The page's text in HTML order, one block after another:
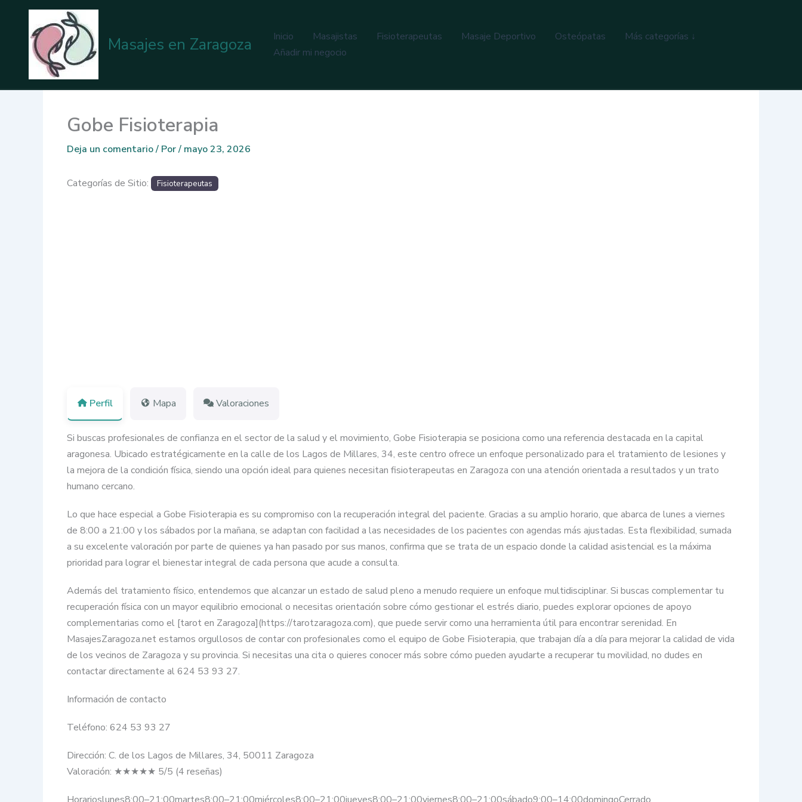
contenido
Masajes en Zaragoza Inicio Masajistas Fisioterapeutas Masaje Deportivo Osteópatas
Más categorías ↓
Añadir mi negocio
Gobe Fisioterapia
Deja un comentario/ Por/ mayo 23, 2026
Categorías de Sitio: Fisioterapeutas
Perfil Mapa Valoraciones
Si buscas profesionales de confianza en el sector de la salud y el movimiento, Gobe Fisioterapia se posiciona como una referencia destacada en la capital
aragonesa. Ubicado estratégicamente en la calle de los Lagos de Millares, 34, este centro ofrece un enfoque personalizado para el tratamiento de lesiones y
la mejora de la condición física, siendo una opción ideal para quienes necesitan fisioterapeutas en Zaragoza con una atención orientada a resultados y un trato
humano cercano.
Lo que hace especial a Gobe Fisioterapia es su compromiso con la recuperación integral del paciente. Gracias a su amplio horario, que abarca de lunes a viernes
de 8:00 a 21:00 y los sábados por la mañana, se adaptan con facilidad a las necesidades de los pacientes con agendas más ajustadas. Esta flexibilidad, sumada
a su excelente valoración por parte de quienes ya han pasado por sus manos, confirma que se trata de un espacio donde la calidad asistencial es la máxima
prioridad para lograr el bienestar integral de cada persona que acude a consulta.
Además del tratamiento físico, entendemos que alcanzar un estado de salud pleno a menudo requiere un enfoque multidisciplinar. Si buscas complementar tu
recuperación física con un mayor equilibrio emocional o necesitas orientación sobre cómo gestionar el estrés diario, puedes explorar opciones de apoyo
complementarias como el [tarot en Zaragoza](https://tarotzaragoza.com), que puede servir como una herramienta útil para encontrar serenidad. En
MasajesZaragoza.net estamos orgullosos de contar con profesionales como el equipo de Gobe Fisioterapia, que trabajan día a día para mejorar la calidad de vida
de los vecinos de Zaragoza y su provincia. Si necesitas una cita o quieres conocer más sobre cómo pueden ayudarte a recuperar tu movilidad, no dudes en
contactar directamente al 624 53 93 27.
Información de contacto
Teléfono: 624 53 93 27
Dirección: C. de los Lagos de Millares, 34, 50011 Zaragoza
Valoración: ★★★★★ 5/5 (4 reseñas)
Horarioslunes8:00–21:00martes8:00–21:00miércoles8:00–21:00jueves8:00–21:00viernes8:00–21:00sábado9:00–14:00domingoCerrado